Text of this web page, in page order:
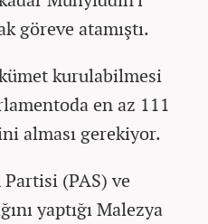
göreve atamıştı.
kurulabilmesi
en az 111
alması gerekiyor.
(PAS) ve
yaptığı Malezya